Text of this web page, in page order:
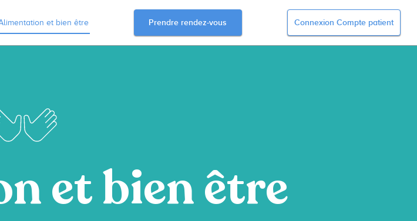
et bien être Prendre rendez-vous Connexion Compte patient
et bien être